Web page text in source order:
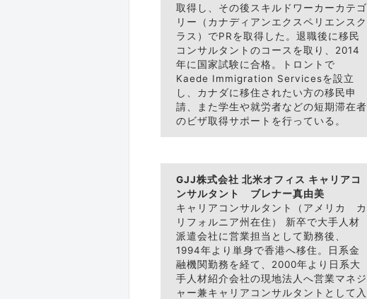
取得し、その後スキルドワーカーカテゴ
リー（カナディアンエクスペリエンスク
ラス）でPRを取得した。退職後に移民
コンサルタントのコースを取り、2014
年に国家試験に合格。トロントで
Kaede Immigration Servicesを設立
し、カナダに移住されたい方の移民申
請、また学生や就労者などの短期滞在者
のビザ取得サポートを行っている。
GJJ株式会社 北米オフィス キャリアコ
ンサルタント ブレナー真由美
キャリアコンサルタント（アメリカ カ
リフォルニア州在住） 新卒で大手人材
派遣会社に営業担当として勤務後、
1994年より単身で香港へ移住。日系金
融機関勤務を経て、2000年より日系大
手人材紹介会社の現地法人へ営業マネジ
ャー兼キャリアコンサルタントとして入